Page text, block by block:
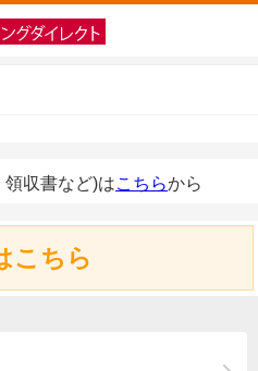
収書など)はこちらから
こちら